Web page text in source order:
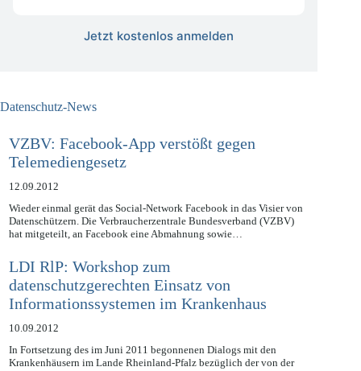
VZBV: Facebook-App verstößt gegen
Telemediengesetz
12.09.2012
Wieder einmal gerät das Social-Network Facebook in das Visier von
Datenschützern. Die Verbraucherzentrale Bundesverband (VZBV)
LDI RlP: Workshop zum
datenschutzgerechten Einsatz von
Informationssystemen im Krankenhaus
10.09.2012
In Fortsetzung des im Juni 2011 begonnenen Dialogs mit den